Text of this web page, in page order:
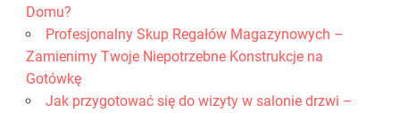
Domu?
Profesjonalny Skup Regałów Magazynowych –
Zamienimy Twoje Niepotrzebne Konstrukcje na
Gotówkę
Jak przygotować się do wizyty w salonie drzwi –